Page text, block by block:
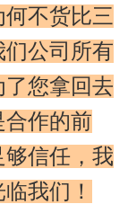
不货比三
公司所有
您拿回去
作的前
信任，我
我们！